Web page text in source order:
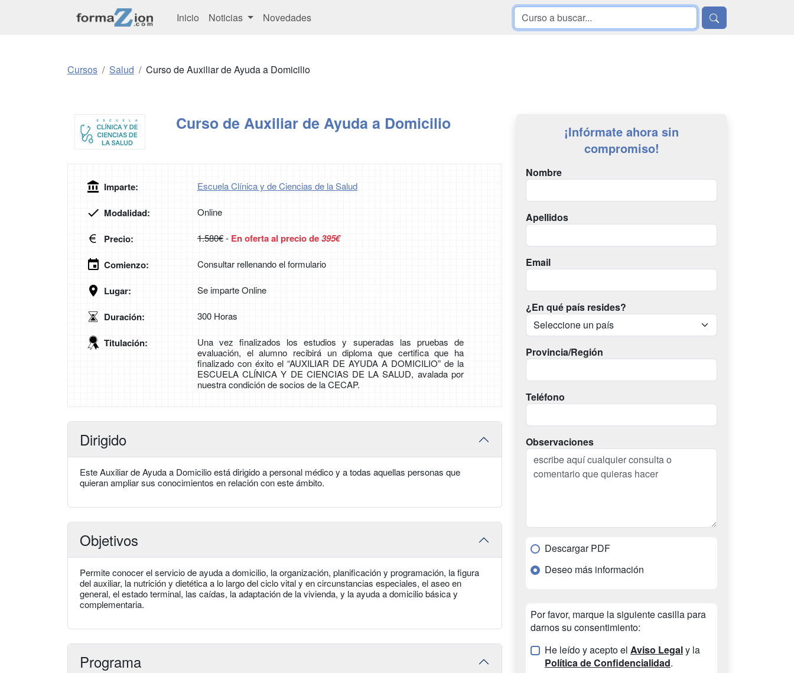
Inicio Noticias Novedades
Cursos Salud Curso de Auxiliar de Ayuda a Domicilio
Curso de Auxiliar de Ayuda a Domicilio
Imparte: Escuela Clínica y de Ciencias de la Salud
Modalidad: Online
Precio: 1.580€- En oferta al precio de395€
Comienzo: Consultar rellenando el formulario
Lugar: Se imparte Online
Duración: 300 Horas
Titulación:
Una vez finalizados los estudios y superadas las pruebas de
evaluación, el alumno recibirá un diploma que certifica que ha
finalizado con éxito el “AUXILIAR DE AYUDA A DOMICILIO” de la
ESCUELA CLÍNICA Y DE CIENCIAS DE LA SALUD, avalada por
nuestra condición de socios de la CECAP.
Dirigido
Este Auxiliar de Ayuda a Domicilio está dirigido a personal médico y a todas aquellas personas que
quieran ampliar sus conocimientos en relación con este ámbito.
Objetivos
Permite conocer el servicio de ayuda a domicilio, la organización, planificación y programación, la figura
del auxiliar, la nutrición y dietética a lo largo del ciclo vital y en circunstancias especiales, el aseo en
general, el estado terminal, las caídas, la adaptación de la vivienda, y la ayuda a domicilio básica y
complementaria.
Programa
¡Infórmate ahora sin
compromiso!
Nombre
Apellidos
Email
¿En qué país resides?
Provincia/Región
Teléfono
Observaciones
Descargar PDF
Deseo más información
Por favor, marque la siguiente casilla para
darnos su consentimiento:
He leído y acepto el Aviso Legaly la
Política de Confidencialidad.